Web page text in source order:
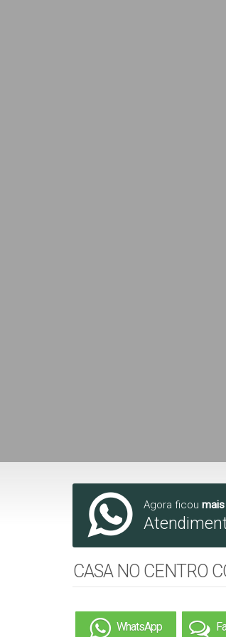
Agora ficou
CASA NO CENTRO
WhatsApp